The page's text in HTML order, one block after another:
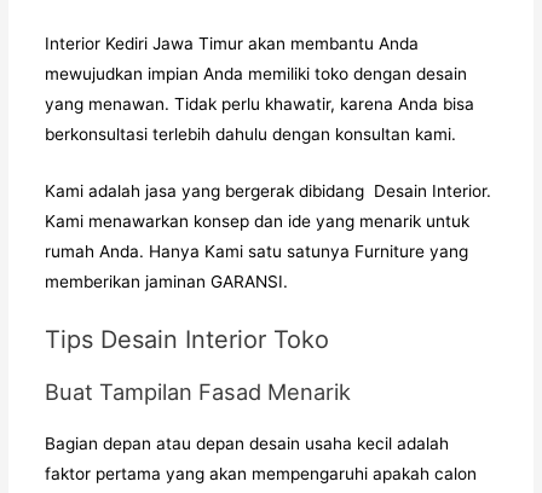
Interior Kediri Jawa Timur akan membantu Anda
mewujudkan impian Anda memiliki toko dengan desain
yang menawan. Tidak perlu khawatir, karena Anda bisa
berkonsultasi terlebih dahulu dengan konsultan kami.
Kami adalah jasa yang bergerak dibidang Desain Interior.
Kami menawarkan konsep dan ide yang menarik untuk
rumah Anda. Hanya Kami satu satunya Furniture yang
memberikan jaminan GARANSI.
Tips Desain Interior Toko
Buat Tampilan Fasad Menarik
Bagian depan atau depan desain usaha kecil adalah
faktor pertama yang akan mempengaruhi apakah calon